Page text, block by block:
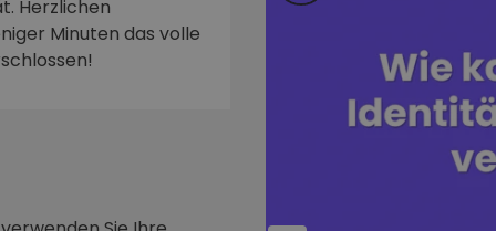
Herzlichen
Minuten das volle